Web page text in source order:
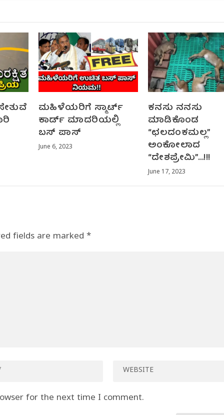
ಮಹಿಳೆಯರಿಗೆ ಸ್ಮಾರ್ಟ್
ಕಾರ್ಡ್ ಮಾದರಿಯಲ್ಲಿ
ಬಸ್ ಪಾಸ್
June 6, 2023
ಕನಸು ನನಸು
ಮಾಡಿಕೊಂಡ
“ಛಲದಂಕಮಲ್ಲ”
ಅಂಕೋಲಾದ
“ದೇಶಪ್ರೇಮಿ”…!!!
June 17, 2023
fields are marked*
for the next time I comment.